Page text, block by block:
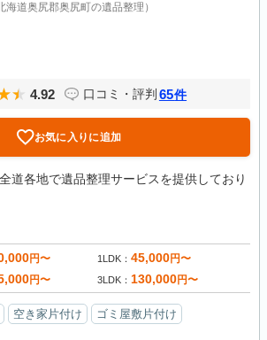
海道奥尻郡奥尻町の遺品整理）
4.92 口コミ・評判 65件
お気に入りに追加
道各地で遺品整理サービスを提供しており
円〜 1LDK 45,000円〜
円〜 3LDK 130,000円〜
空き家片付け
ゴミ屋敷片付け